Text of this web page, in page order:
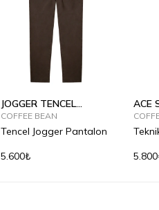
JOGGER TENCEL
SUMMER
COFFEE BEAN
Tencel Jogger Pantalon
5.600₺
ACE